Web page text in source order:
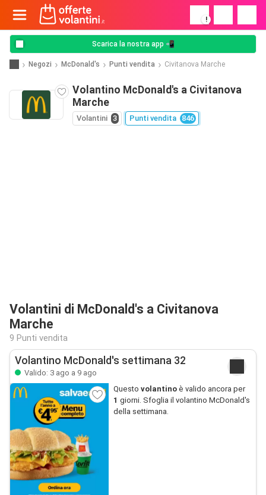
!
Scarica la nostra app 📲
Negozi McDonald's Punti vendita Civitanova Marche
Volantino McDonald's a Civitanova
Marche
Volantini 3 Punti vendita 846
Volantini di McDonald's a Civitanova
Marche
9 Punti vendita
Volantino McDonald's settimana 32
Valido: 3 ago a 9 ago
Questo volantinoè valido ancora per
1 giorni. Sfoglia il volantino McDonald's
della settimana.